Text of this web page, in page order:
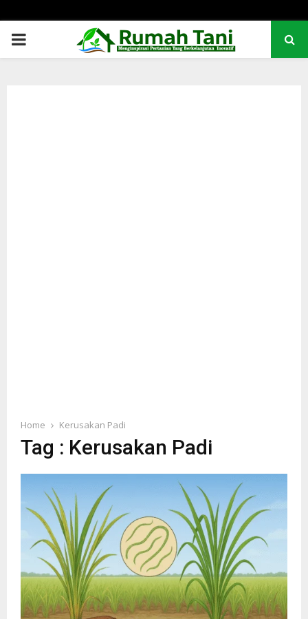
PRIMARY
Home Kerusakan Padi
Tag : Kerusakan Padi